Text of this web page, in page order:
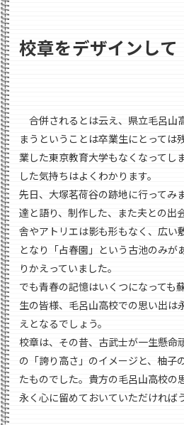
校章をデザインして
合併されるとは云え、県立毛呂山
まうということは卒業生にとっては
業した東京教育大学もなくなってし
した気持ちはよくわかります。
先日、大塚茗荷谷の跡地に行ってみ
達と語り、制作した、また夫との出
舎やアトリエは影も形もなく、広い
となり「占春園」という古池のみが
りかえっていました。
でも青春の記憶はいくつになっても
生の皆様、毛呂山高校での思い出は
えとなるでしょう。
校章は、その昔、古武士が一生懸命
の「誇り高さ」のイメージと、柚子
たものでした。貴方の毛呂山高校の
永く心に留めておいていただければ